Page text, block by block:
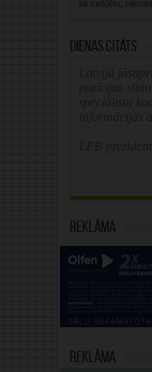
Dienas citāts
Reklāma
Reklāma